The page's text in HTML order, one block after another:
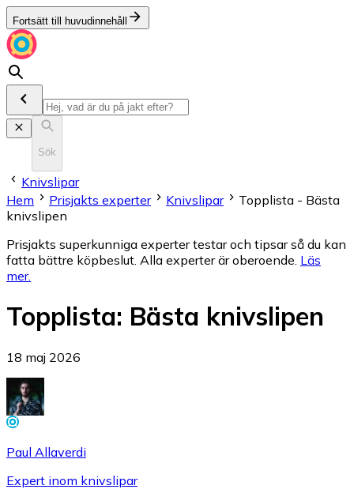
Fortsätt till huvudinnehåll
Sök
Knivslipar
Hem
Prisjakts experter Knivslipar
Topplista - Bästa
knivslipen
Prisjakts superkunniga experter testar och tipsar så du kan
fatta bättre köpbeslut. Alla experter är oberoende. Läs
mer.
Topplista: Bästa knivslipen
18 maj 2026
Paul Allaverdi
Expert inom knivslipar